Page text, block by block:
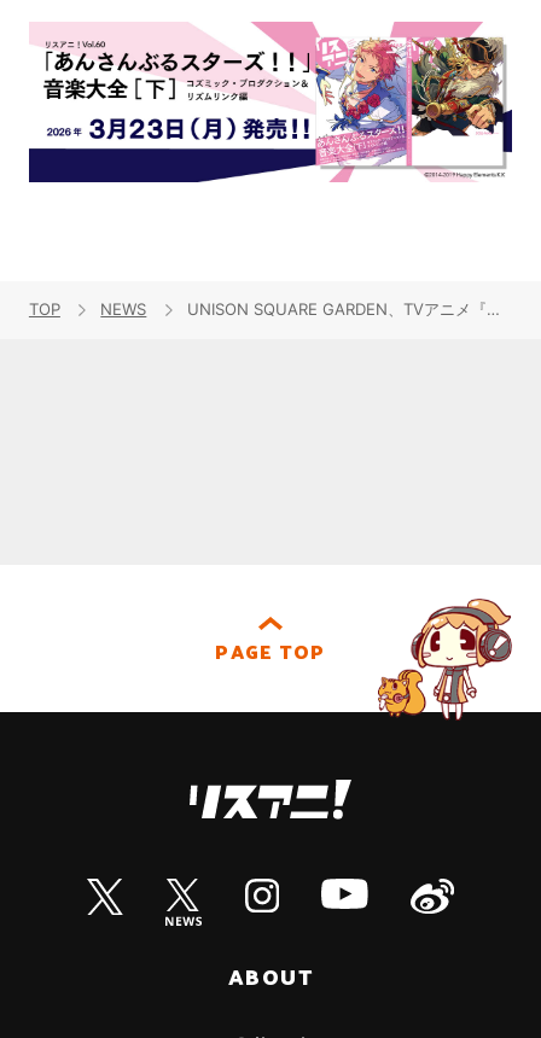
TOP NEWS UNISON SQUARE GARDEN、TVアニメ『ブルーロック』OP主題歌「カオスが極まる」10月19日発売＆ライブハウスツアーも開催決定！
PAGE TOP
ABOUT